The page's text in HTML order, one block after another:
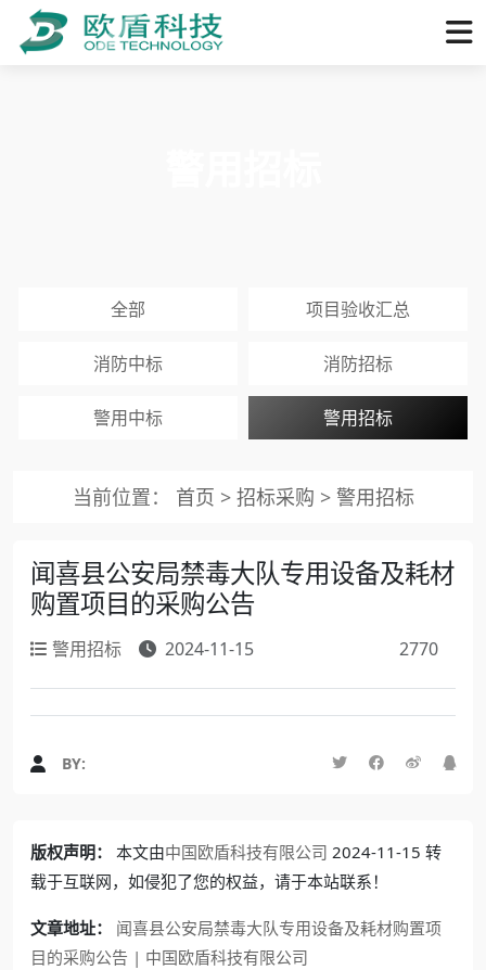
全部 项目验收汇总
消防中标 消防招标
警用中标 警用招标
当前位置： 首页 > 招标采购 > 警用招标
闻喜县公安局禁毒大队专用设备及耗材
购置项目的采购公告
警用招标 2024-11-15 2770
BY:
版权声明： 本文由中国欧盾科技有限公司 2024-11-15 转
载于互联网，如侵犯了您的权益，请于本站联系！
文章地址：
闻喜县公安局禁毒大队专用设备及耗材购置项
目的采购公告 | 中国欧盾科技有限公司